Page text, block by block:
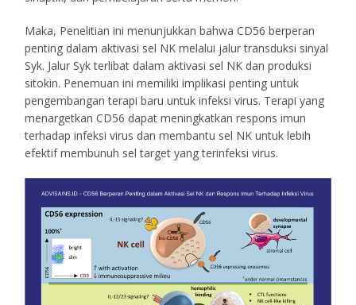
Maka, Penelitian ini menunjukkan bahwa CD56 berperan
penting dalam aktivasi sel NK melalui jalur transduksi sinyal
Syk. Jalur Syk terlibat dalam aktivasi sel NK dan produksi
sitokin. Penemuan ini memiliki implikasi penting untuk
pengembangan terapi baru untuk infeksi virus. Terapi yang
menargetkan CD56 dapat meningkatkan respons imun
terhadap infeksi virus dan membantu sel NK untuk lebih
efektif membunuh sel target yang terinfeksi virus.